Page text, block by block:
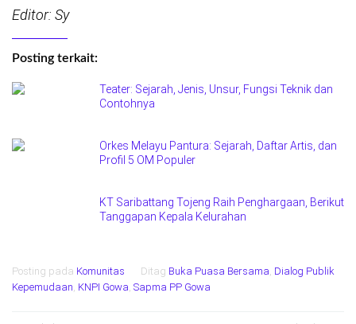
Editor: Sy
Posting terkait:
Teater: Sejarah, Jenis, Unsur, Fungsi Teknik dan
Contohnya
Orkes Melayu Pantura: Sejarah, Daftar Artis, dan
Profil 5 OM Populer
KT Saribattang Tojeng Raih Penghargaan, Berikut
Tanggapan Kepala Kelurahan
Posting pada Komunitas Ditag Buka Puasa Bersama, Dialog Publik
Kepemudaan, KNPI Gowa, Sapma PP Gowa